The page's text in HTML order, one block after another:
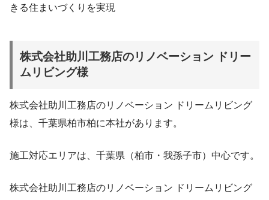
きる住まいづくりを実現
株式会社助川工務店のリノベーション ドリー
ムリビング様
株式会社助川工務店のリノベーション ドリームリビング
様は、千葉県柏市柏に本社があります。
施工対応エリアは、千葉県（柏市・我孫子市）中心です。
株式会社助川工務店のリノベーション ドリームリビング